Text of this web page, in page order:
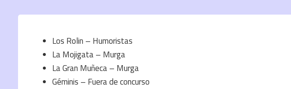
Los Rolin – Humoristas
La Mojigata – Murga
La Gran Muñeca – Murga
Géminis – Fuera de concurso